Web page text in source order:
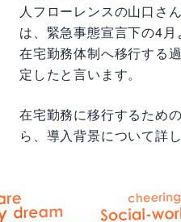
人フローレンスの山口さ
は、緊急事態宣言下の4月
在宅勤務体制へ移行する
定したと言います。
在宅勤務に移行するため
ら、導入背景について詳